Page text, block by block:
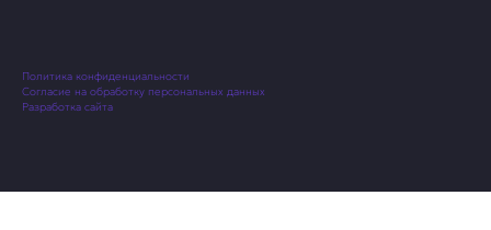
Политика конфиденциальности
Согласие на обработку персональных данных
Разработка сайта